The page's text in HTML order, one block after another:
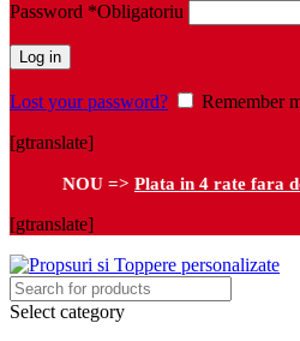
Password *Obligatoriu
Log in
Lost your password?
Remember
[gtranslate]
NOU => Plata in 4 rate fara
[gtranslate]
Select category